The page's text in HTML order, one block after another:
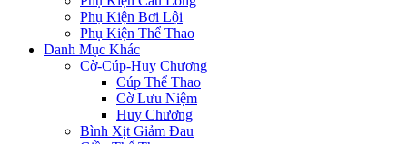
Phụ Kiện Bơi Lội
Phụ Kiện Thể Thao
Danh Mục Khác
Cờ-Cúp-Huy Chương
Cúp Thể Thao
Cờ Lưu Niệm
Huy Chương
Bình Xịt Giảm Đau